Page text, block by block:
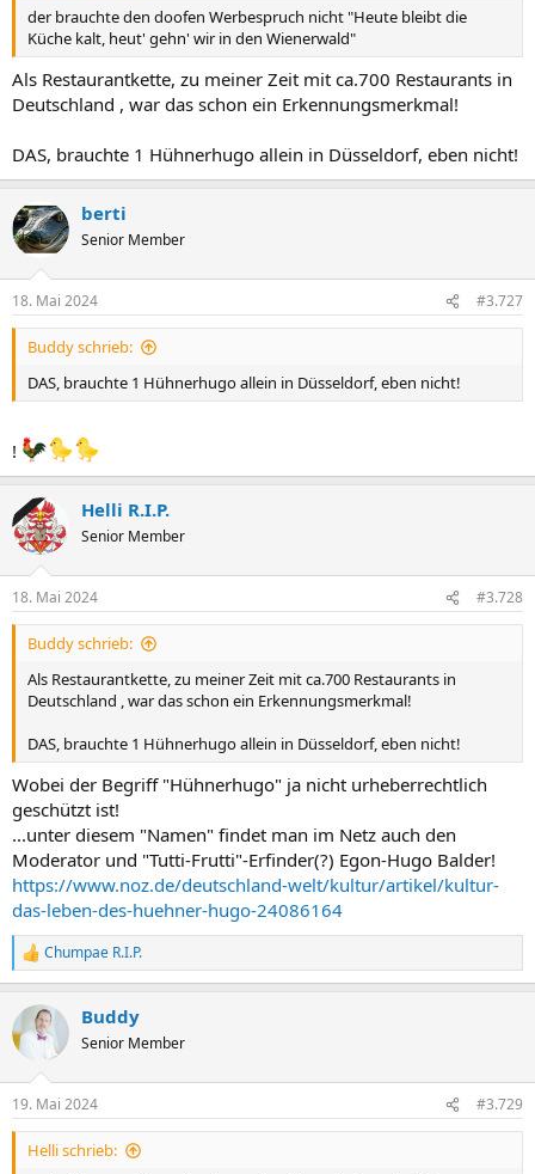
der brauchte den doofen Werbespruch nicht "Heute bleibt die
Küche kalt, heut' gehn' wir in den Wienerwald"
Als Restaurantkette, zu meiner Zeit mit ca.700 Restaurants in
Deutschland , war das schon ein Erkennungsmerkmal!
DAS, brauchte 1 Hühnerhugo allein in Düsseldorf, eben nicht!
berti
Senior Member
18. Mai 2024 #3.727
Buddy schrieb:
DAS, brauchte 1 Hühnerhugo allein in Düsseldorf, eben nicht!
!
Helli R.I.P.
Senior Member
18. Mai 2024 #3.728
Buddy schrieb:
Als Restaurantkette, zu meiner Zeit mit ca.700 Restaurants in
Deutschland , war das schon ein Erkennungsmerkmal!
DAS, brauchte 1 Hühnerhugo allein in Düsseldorf, eben nicht!
Wobei der Begriff "Hühnerhugo" ja nicht urheberrechtlich
geschützt ist!
...unter diesem "Namen" findet man im Netz auch den
Moderator und "Tutti-Frutti"-Erfinder(?) Egon-Hugo Balder!
https://www.noz.de/deutschland-welt/kultur/artikel/kultur-
das-leben-des-huehner-hugo-24086164
R
e
k
t
i
n
e
n
Chumpae R.I.P.
Buddy
Senior Member
19. Mai 2024 #3.729
Helli schrieb: